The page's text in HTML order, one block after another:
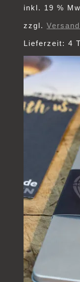
inkl. 19 %
zzgl.
Lieferzeit: 4